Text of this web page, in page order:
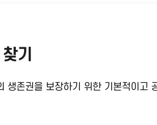
기
생존권을 보장하기 위한 기본적이고